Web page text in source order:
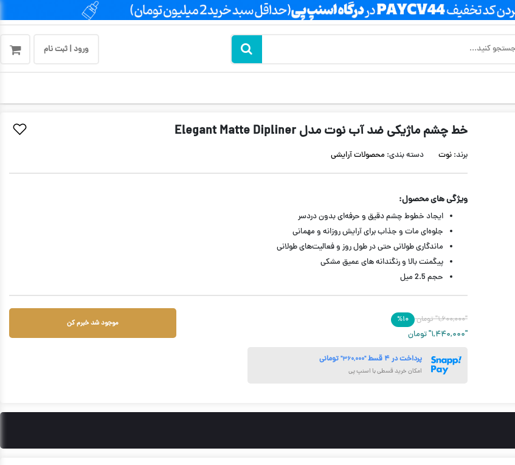
ورود | ثبت نام
خط چشم ماژیکی ضد آب نوت مدل Elegant Matte Dipliner
برند: نوت دسته بندی: محصولات آرایشی
ویژگی های محصول:
ایجاد خطوط چشم دقیق و حرفه‌ای بدون دردسر
جلوه‌ای مات و جذاب برای آرایش روزانه و مهمانی
ماندگاری طولانی حتی در طول روز و فعالیت‌های طولانی
پیگمنت بالا و رنگندانه های عمیق مشکی
حجم 2.5 میل
"۱,۶۰۰,۰۰۰" تومان ۱۰%
"۱,۴۴۰,۰۰۰" تومان
موجود شد خبرم کن
پرداخت در ۴ قسط "۳۶۰,۰۰۰" تومانی
امکان خرید قسطی با اسنپ پی